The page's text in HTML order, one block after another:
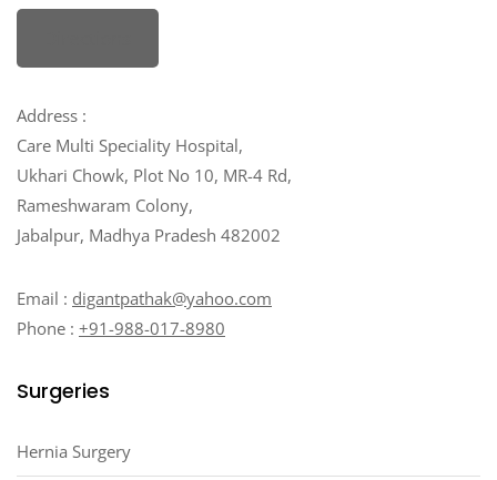
Address :
Care Multi Speciality Hospital,
Ukhari Chowk, Plot No 10, MR-4 Rd,
Rameshwaram Colony,
Jabalpur, Madhya Pradesh 482002
Email : digantpathak@yahoo.com
Phone : +91-988-017-8980
Surgeries
Hernia Surgery